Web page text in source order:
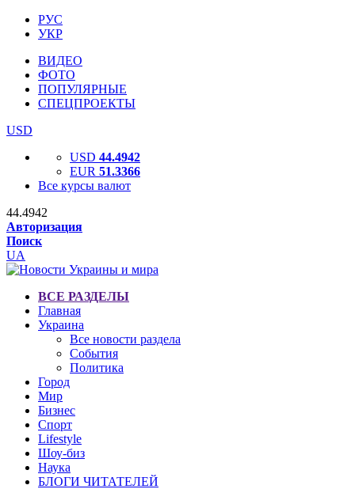
РУС
УКР
ВИДЕО
ФОТО
ПОПУЛЯРНЫЕ
СПЕЦПРОЕКТЫ
USD
USD 44.4942
EUR 51.3366
Все курсы валют
44.4942
Авторизация
Поиск
UA
ВСЕ РАЗДЕЛЫ
Главная
Украина
Все новости раздела
События
Политика
Город
Мир
Бизнес
Спорт
Lifestyle
Шоу-биз
Наука
БЛОГИ ЧИТАТЕЛЕЙ